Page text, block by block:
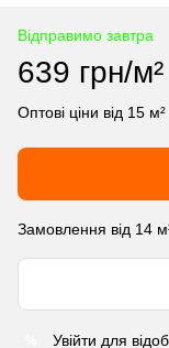
Відправимо завтра
639 грн/м²
Оптові ціни від 15 м²
Замовлення від 14
Увійти для